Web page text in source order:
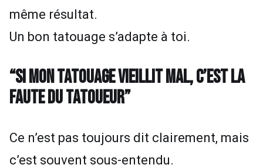
même résultat.
Un bon tatouage s’adapte à toi.
“SI MON TATOUAGE VIEILLIT MAL, C’EST LA
FAUTE DU TATOUEUR”
Ce n’est pas toujours dit clairement, mais
c’est souvent sous-entendu.